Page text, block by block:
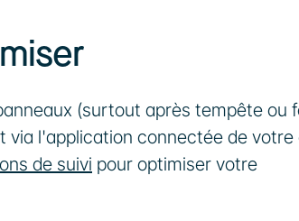
(surtout après tempête ou
l'application connectée de votre
de suivi pour optimiser votre